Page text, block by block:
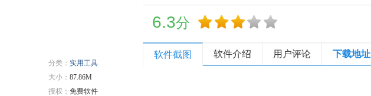
分类： 实用工具
大小： 87.86M
授权： 免费软件
6.3分
软件截图 软件介绍 用户评论 下载地址